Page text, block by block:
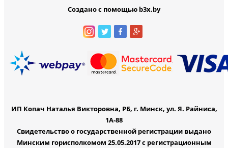
Создано с помощью b3x.by
ИП Копач Наталья Викторовна, РБ, г. Минск, ул. Я. Райниса,
1А-88
Свидетельство о государственной регистрации выдано
Минским горисполкомом 25.05.2017 с регистрационным